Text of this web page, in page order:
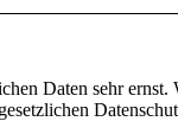
Daten sehr ernst.